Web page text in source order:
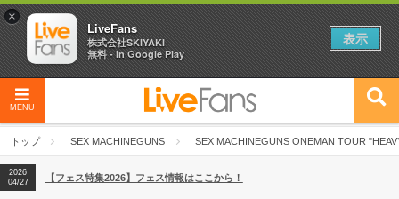
MENU
トップ SEX MACHINEGUNS SEX MACHINEGUNS ONEMAN TOUR
2026
04/27
2026
【ライブ動員ランキング】2026年上半期編発表！
2026
04/27
【フェス特集2026】フェス情報はここから！
×
LiveFans
株式会社SKIYAKI
無料 - In Google Play
表示